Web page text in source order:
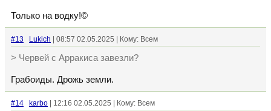
Только на водку!©
#13 Lukich | 08:57 02.05.2025 | Кому: Всем
> Червей с Арракиса завезли?
Грабоиды. Дрожь земли.
#14 karbo | 12:16 02.05.2025 | Кому: Всем